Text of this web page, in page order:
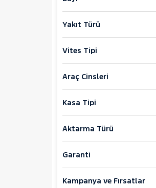
E-Tourneo Courier
E-Transit
FIESTA
FOCUS
KUGA
MONDEO
Mustang Mach-E
RANGER
Yakıt Türü
Vites Tipi
Araç Cinsleri
Kasa Tipi
Aktarma Türü
Garanti
Kampanya ve Fırsatlar